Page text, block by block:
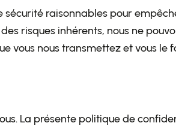
raisonnables pour
risques inhérents, nous ne
vous nous transmettez et vous le
La présente politique de